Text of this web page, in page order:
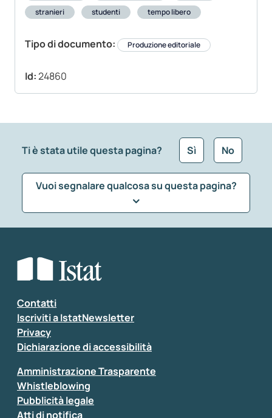
stranieri
studenti tempo libero
Tipo di documento: Produzione editoriale
Id:24860
Ti è stata utile questa pagina? Sì No
Vuoi segnalare qualcosa su questa pagina?
Seleziona la tipologia della segnalazione
Inserisci il tuo commento
Contatti
Iscriviti a IstatNewsletter
Privacy
Dichiarazione di accessibilità
Amministrazione Trasparente
Whistleblowing
Pubblicità legale
Atti di notifica